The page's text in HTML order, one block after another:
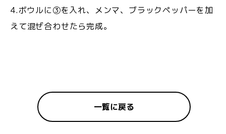
4.ボウルに③を入れ、メンマ、ブラックペッパーを加
えて混ぜ合わせたら完成。⁡
一覧に戻る